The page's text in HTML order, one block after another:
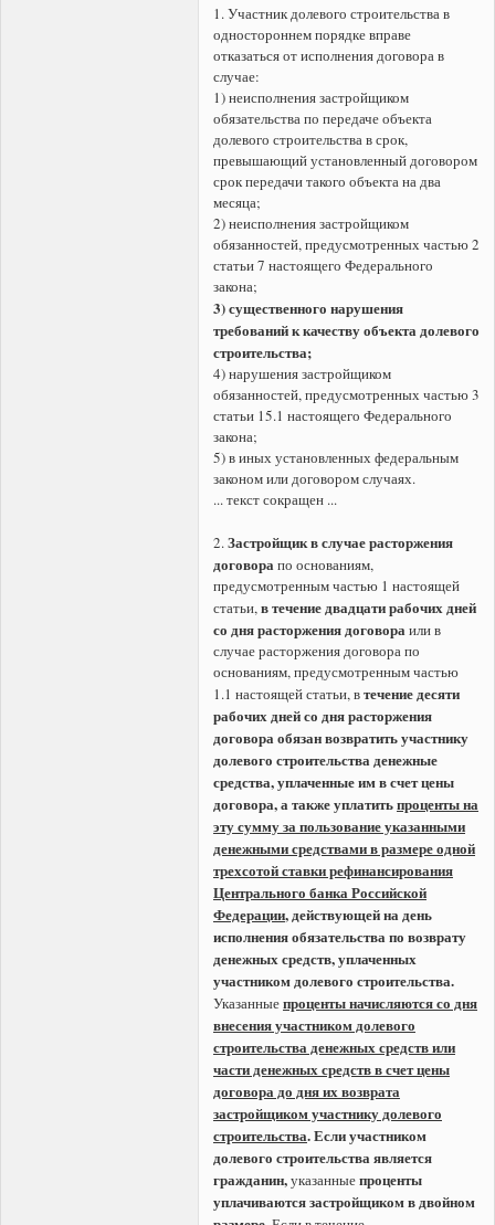
1. Участник долевого строительства в
одностороннем порядке вправе
отказаться от исполнения договора в
случае:
1) неисполнения застройщиком
обязательства по передаче объекта
долевого строительства в срок,
превышающий установленный договором
срок передачи такого объекта на два
месяца;
2) неисполнения застройщиком
обязанностей, предусмотренных частью 2
статьи 7 настоящего Федерального
закона;
3) существенного нарушения
требований к качеству объекта долевого
строительства;
4) нарушения застройщиком
обязанностей, предусмотренных частью 3
статьи 15.1 настоящего Федерального
закона;
5) в иных установленных федеральным
законом или договором случаях.
... текст сокращен ...
2. Застройщик в случае расторжения
договора по основаниям,
предусмотренным частью 1 настоящей
статьи, в течение двадцати рабочих дней
со дня расторжения договора или в
случае расторжения договора по
основаниям, предусмотренным частью
1.1 настоящей статьи, втечение десяти
рабочих дней со дня расторжения
договора обязан возвратить участнику
долевого строительства денежные
средства, уплаченные им в счет цены
договора, а также уплатитьпроценты на
эту сумму за пользование указанными
денежными средствами в размере одной
трехсотой ставки рефинансирования
Центрального банка Российской
Федерации, действующей на день
исполнения обязательства по возврату
денежных средств, уплаченных
участником долевого строительства.
Указанныепроценты начисляются со дня
внесения участником долевого
строительства денежных средств или
части денежных средств в счет цены
договора до дня их возврата
застройщиком участнику долевого
строительства.Если участником
долевого строительства является
гражданин,указанныепроценты
уплачиваются застройщиком в двойном